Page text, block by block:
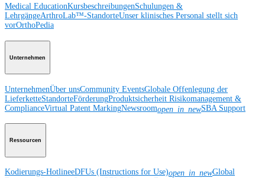
Medical EducationKursbeschreibungenSchulungen &
LehrgängeArthroLab™-StandorteUnser klinisches Personal stellt sich
vorOrthoPedia
Unternehmen
UnternehmenÜber unsCommunity EventsGlobale Offenlegung der
LieferketteStandorteFörderungProduktsicherheit Risikomanagement &
ComplianceVirtual Patent MarkingNewsroomopen_in_newSBA Support
Ressourcen
Kodierungs-HotlineeDFUs (Instructions for Use)open_in_newGlobal